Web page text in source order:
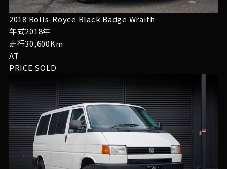
2018 Rolls-Royce Black Badge Wraith
年式2018年
走行30,600Km
AT
PRICE SOLD